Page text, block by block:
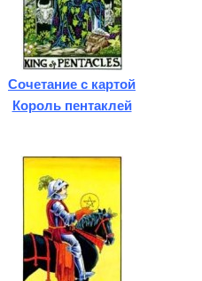
Сочетание с картой
Король пентаклей